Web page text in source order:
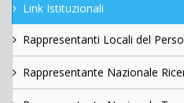
Link Istituzionali
Rappresentanti Locali del
Rappresentante Nazionale